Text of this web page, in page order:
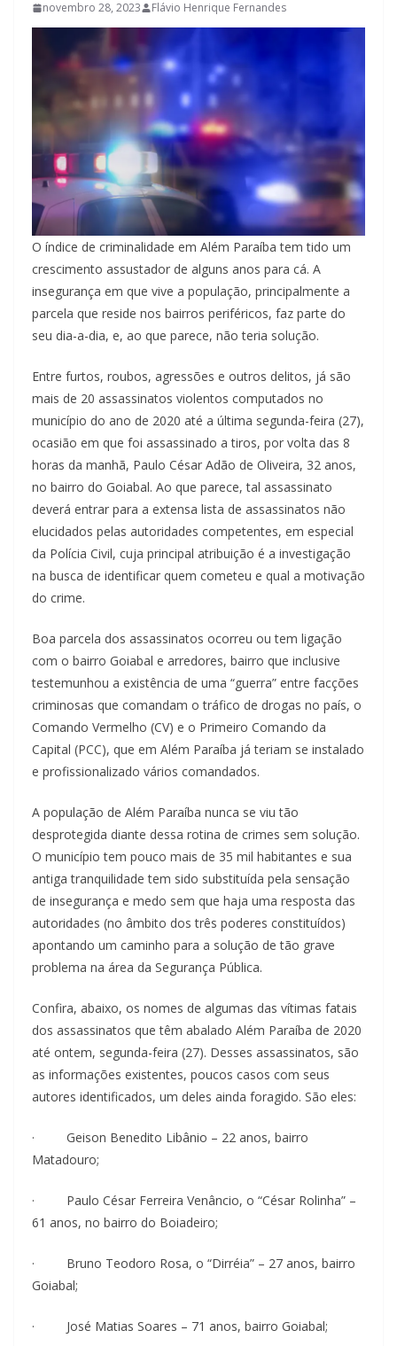
novembro 28, 2023 Flávio Henrique Fernandes
O índice de criminalidade em Além Paraíba tem tido um
crescimento assustador de alguns anos para cá. A
insegurança em que vive a população, principalmente a
parcela que reside nos bairros periféricos, faz parte do
seu dia-a-dia, e, ao que parece, não teria solução.
Entre furtos, roubos, agressões e outros delitos, já são
mais de 20 assassinatos violentos computados no
município do ano de 2020 até a última segunda-feira (27),
ocasião em que foi assassinado a tiros, por volta das 8
horas da manhã, Paulo César Adão de Oliveira, 32 anos,
no bairro do Goiabal. Ao que parece, tal assassinato
deverá entrar para a extensa lista de assassinatos não
elucidados pelas autoridades competentes, em especial
da Polícia Civil, cuja principal atribuição é a investigação
na busca de identificar quem cometeu e qual a motivação
do crime.
Boa parcela dos assassinatos ocorreu ou tem ligação
com o bairro Goiabal e arredores, bairro que inclusive
testemunhou a existência de uma “guerra” entre facções
criminosas que comandam o tráfico de drogas no país, o
Comando Vermelho (CV) e o Primeiro Comando da
Capital (PCC), que em Além Paraíba já teriam se instalado
e profissionalizado vários comandados.
A população de Além Paraíba nunca se viu tão
desprotegida diante dessa rotina de crimes sem solução.
O município tem pouco mais de 35 mil habitantes e sua
antiga tranquilidade tem sido substituída pela sensação
de insegurança e medo sem que haja uma resposta das
autoridades (no âmbito dos três poderes constituídos)
apontando um caminho para a solução de tão grave
problema na área da Segurança Pública.
Confira, abaixo, os nomes de algumas das vítimas fatais
dos assassinatos que têm abalado Além Paraíba de 2020
até ontem, segunda-feira (27). Desses assassinatos, são
as informações existentes, poucos casos com seus
autores identificados, um deles ainda foragido. São eles:
· Geison Benedito Libânio – 22 anos, bairro
Matadouro;
· Paulo César Ferreira Venâncio, o “César Rolinha” –
61 anos, no bairro do Boiadeiro;
· Bruno Teodoro Rosa, o “Dirréia” – 27 anos, bairro
Goiabal;
· José Matias Soares – 71 anos, bairro Goiabal;